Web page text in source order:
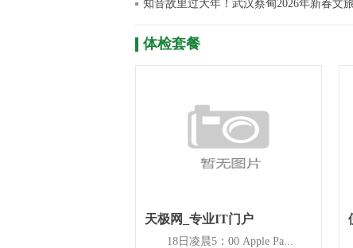
体检套餐
天极网_专业IT门户
18日凌晨5：00 Apple Pa...